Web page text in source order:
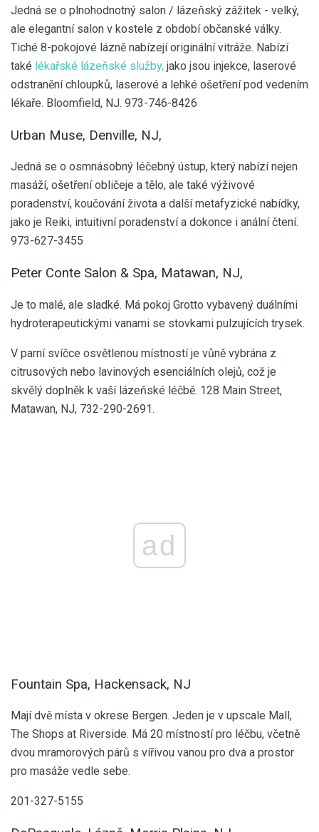
Jedná se o plnohodnotný salon / lázeňský zážitek - velký,
ale elegantní salon v kostele z období občanské války.
Tiché 8-pokojové lázně nabízejí originální vitráže. Nabízí
také lékařské lázeňské služby, jako jsou injekce, laserové
odstranění chloupků, laserové a lehké ošetření pod vedením
lékaře. Bloomfield, NJ. 973-746-8426
Urban Muse, Denville, NJ,
Jedná se o osmnásobný léčebný ústup, který nabízí nejen
masáží, ošetření obličeje a tělo, ale také výživové
poradenství, koučování života a další metafyzické nabídky,
jako je Reiki, intuitivní poradenství a dokonce i anální čtení.
973-627-3455
Peter Conte Salon & Spa, Matawan, NJ,
Je to malé, ale sladké. Má pokoj Grotto vybavený duálními
hydroterapeutickými vanami se stovkami pulzujících trysek.
V parní svíčce osvětlenou místností je vůně vybrána z
citrusových nebo lavinových esenciálních olejů, což je
skvělý doplněk k vaší lázeňské léčbě. 128 Main Street,
Matawan, NJ, 732-290-2691.
ad
Fountain Spa, Hackensack, NJ
Mají dvě místa v okrese Bergen. Jeden je v upscale Mall,
The Shops at Riverside. Má 20 místností pro léčbu, včetně
dvou mramorových párů s vířivou vanou pro dva a prostor
pro masáže vedle sebe.
201-327-5155